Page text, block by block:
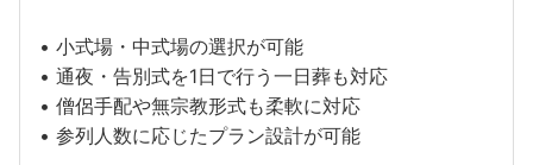
• 小式場・中式場の選択が可能
• 通夜・告別式を1日で行う一日葬も対応
• 僧侶手配や無宗教形式も柔軟に対応
• 参列人数に応じたプラン設計が可能